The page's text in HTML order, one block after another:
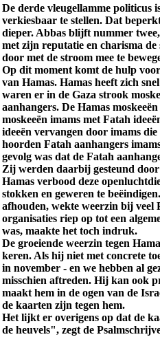
De derde vleugellamme politicus
verkiesbaar te stellen. Dat
dieper. Abbas blijft nummer
met zijn reputatie en charisma de
door met de stroom mee te
Op dit moment komt de hulp
van Hamas. Hamas heeft zich
waren er in de Gaza strook
aanhangers. De Hamas
moskeeën imams met Fatah
ideeën vervangen door imams
hoorden Fatah aanhangers
gevolg was dat de Fatah
Zij werden daarbij gesteund door
Hamas verbood deze
stokken en geweren te
afhouden, wekte weerzin bij veel
organisaties riep op tot een
was, maakte het toch indruk.
De groeiende weerzin tegen
keren. Als hij niet met concrete
in november - en we hebben al
misschien aftreden. Hij kan ook
maakt hem in de ogen van de
de kaarten zijn tegen hem.
Het lijkt er overigens op dat de
de heuvels", zegt de